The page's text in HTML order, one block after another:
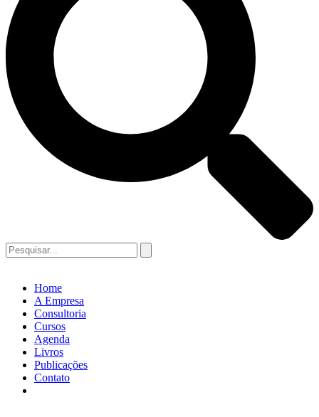
Home
A Empresa
Consultoria
Cursos
Agenda
Livros
Publicações
Contato